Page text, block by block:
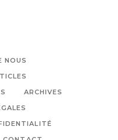
NOUS
ARCHIVES